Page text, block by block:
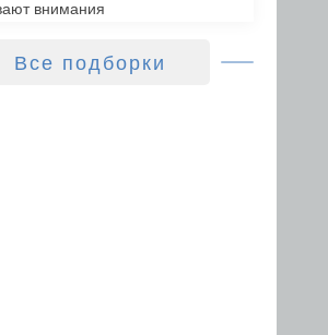
внимания
Все подборки